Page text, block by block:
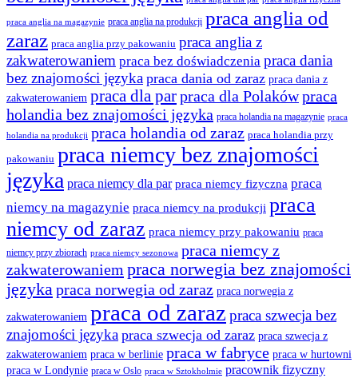
praca anglia na magazynie praca anglia na produkcji praca anglia od
zaraz praca anglia przy pakowaniu praca anglia z
zakwaterowaniem praca bez doświadczenia praca dania
bez znajomości języka praca dania od zaraz praca dania z
zakwaterowaniem praca dla parpraca dla Polakówpraca
holandia bez znajomości języka praca holandia na magazynie praca
holandia na produkcji praca holandia od zaraz praca holandia przy
pakowaniu praca niemcy bez znajomości
języka praca niemcy dla par praca niemcy fizyczna praca
niemcy na magazynie praca niemcy na produkcji praca
niemcy od zaraz praca niemcy przy pakowaniu praca
niemcy przy zbiorach praca niemcy sezonowa praca niemcy z
zakwaterowaniem praca norwegia bez znajomości
języka praca norwegia od zaraz praca norwegia z
zakwaterowaniem praca od zaraz praca szwecja bez
znajomości języka praca szwecja od zaraz praca szwecja z
zakwaterowaniem praca w berlinie praca w fabryce praca w hurtowni
praca w Londynie praca w Oslo praca w Sztokholmie pracownik fizyczny